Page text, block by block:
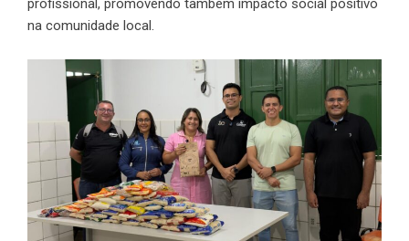
na comunidade local.